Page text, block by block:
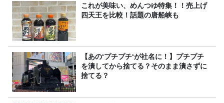
これが美味い、めんつゆ特集！！売上げ
四天王を比較！話題の唐船峡も
【あの‘プチプチ‘が社名に！】プチプチ
を潰してから捨てる？そのまま潰さずに
捨てる？